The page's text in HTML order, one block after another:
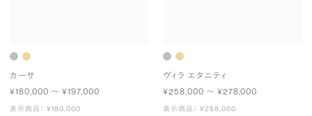
カーサ
¥180,000 〜 ¥197,000
表示商品： ¥180,000
ヴィラ エタニティ
¥258,000 〜 ¥278,000
表示商品： ¥258,000